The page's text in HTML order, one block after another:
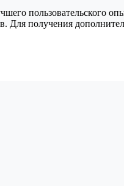
пользовательского
Для получения